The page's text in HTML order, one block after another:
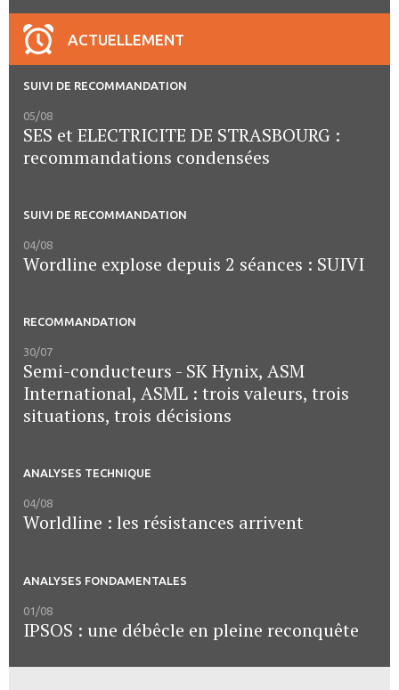
ACTUELLEMENT
SUIVI DE RECOMMANDATION
05/08
SES et ELECTRICITE DE STRASBOURG :
recommandations condensées
SUIVI DE RECOMMANDATION
04/08
Wordline explose depuis 2 séances : SUIVI
RECOMMANDATION
30/07
Semi-conducteurs - SK Hynix, ASM
International, ASML : trois valeurs, trois
situations, trois décisions
ANALYSES TECHNIQUE
04/08
Worldline : les résistances arrivent
ANALYSES FONDAMENTALES
01/08
IPSOS : une débêcle en pleine reconquête